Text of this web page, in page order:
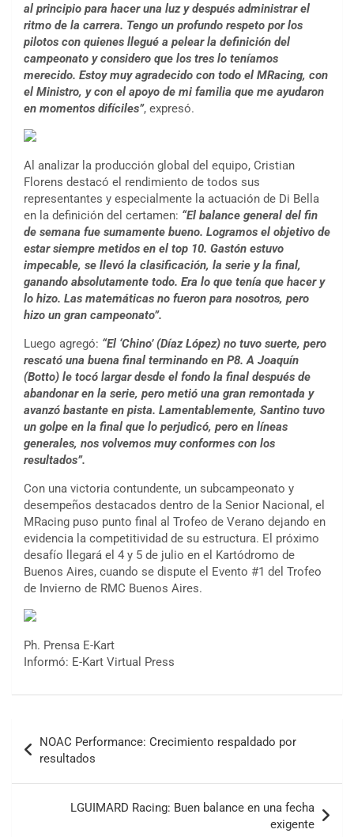
al principio para hacer una luz y después administrar el
ritmo de la carrera. Tengo un profundo respeto por los
pilotos con quienes llegué a pelear la definición del
campeonato y considero que los tres lo teníamos
merecido. Estoy muy agradecido con todo el MRacing, con
el Ministro, y con el apoyo de mi familia que me ayudaron
en momentos difíciles”, expresó.
Al analizar la producción global del equipo, Cristian
Florens destacó el rendimiento de todos sus
representantes y especialmente la actuación de Di Bella
en la definición del certamen: “El balance general del fin
de semana fue sumamente bueno. Logramos el objetivo de
estar siempre metidos en el top 10. Gastón estuvo
impecable, se llevó la clasificación, la serie y la final,
ganando absolutamente todo. Era lo que tenía que hacer y
lo hizo. Las matemáticas no fueron para nosotros, pero
hizo un gran campeonato”.
Luego agregó: “El ‘Chino’ (Díaz López) no tuvo suerte, pero
rescató una buena final terminando en P8. A Joaquín
(Botto) le tocó largar desde el fondo la final después de
abandonar en la serie, pero metió una gran remontada y
avanzó bastante en pista. Lamentablemente, Santino tuvo
un golpe en la final que lo perjudicó, pero en líneas
generales, nos volvemos muy conformes con los
resultados”.
Con una victoria contundente, un subcampeonato y
desempeños destacados dentro de la Senior Nacional, el
MRacing puso punto final al Trofeo de Verano dejando en
evidencia la competitividad de su estructura. El próximo
desafío llegará el 4 y 5 de julio en el Kartódromo de
Buenos Aires, cuando se dispute el Evento #1 del Trofeo
de Invierno de RMC Buenos Aires.
Ph. Prensa E-Kart
Informó: E-Kart Virtual Press
de
entradas
NOAC Performance: Crecimiento respaldado por
resultados
LGUIMARD Racing: Buen balance en una fecha
exigente
08/09-AGO
Ramiro Tot (Asfalto)
Baradero (Buenos Aires)
KDO - F6
Trenque Lauquen (Buenos Aires)